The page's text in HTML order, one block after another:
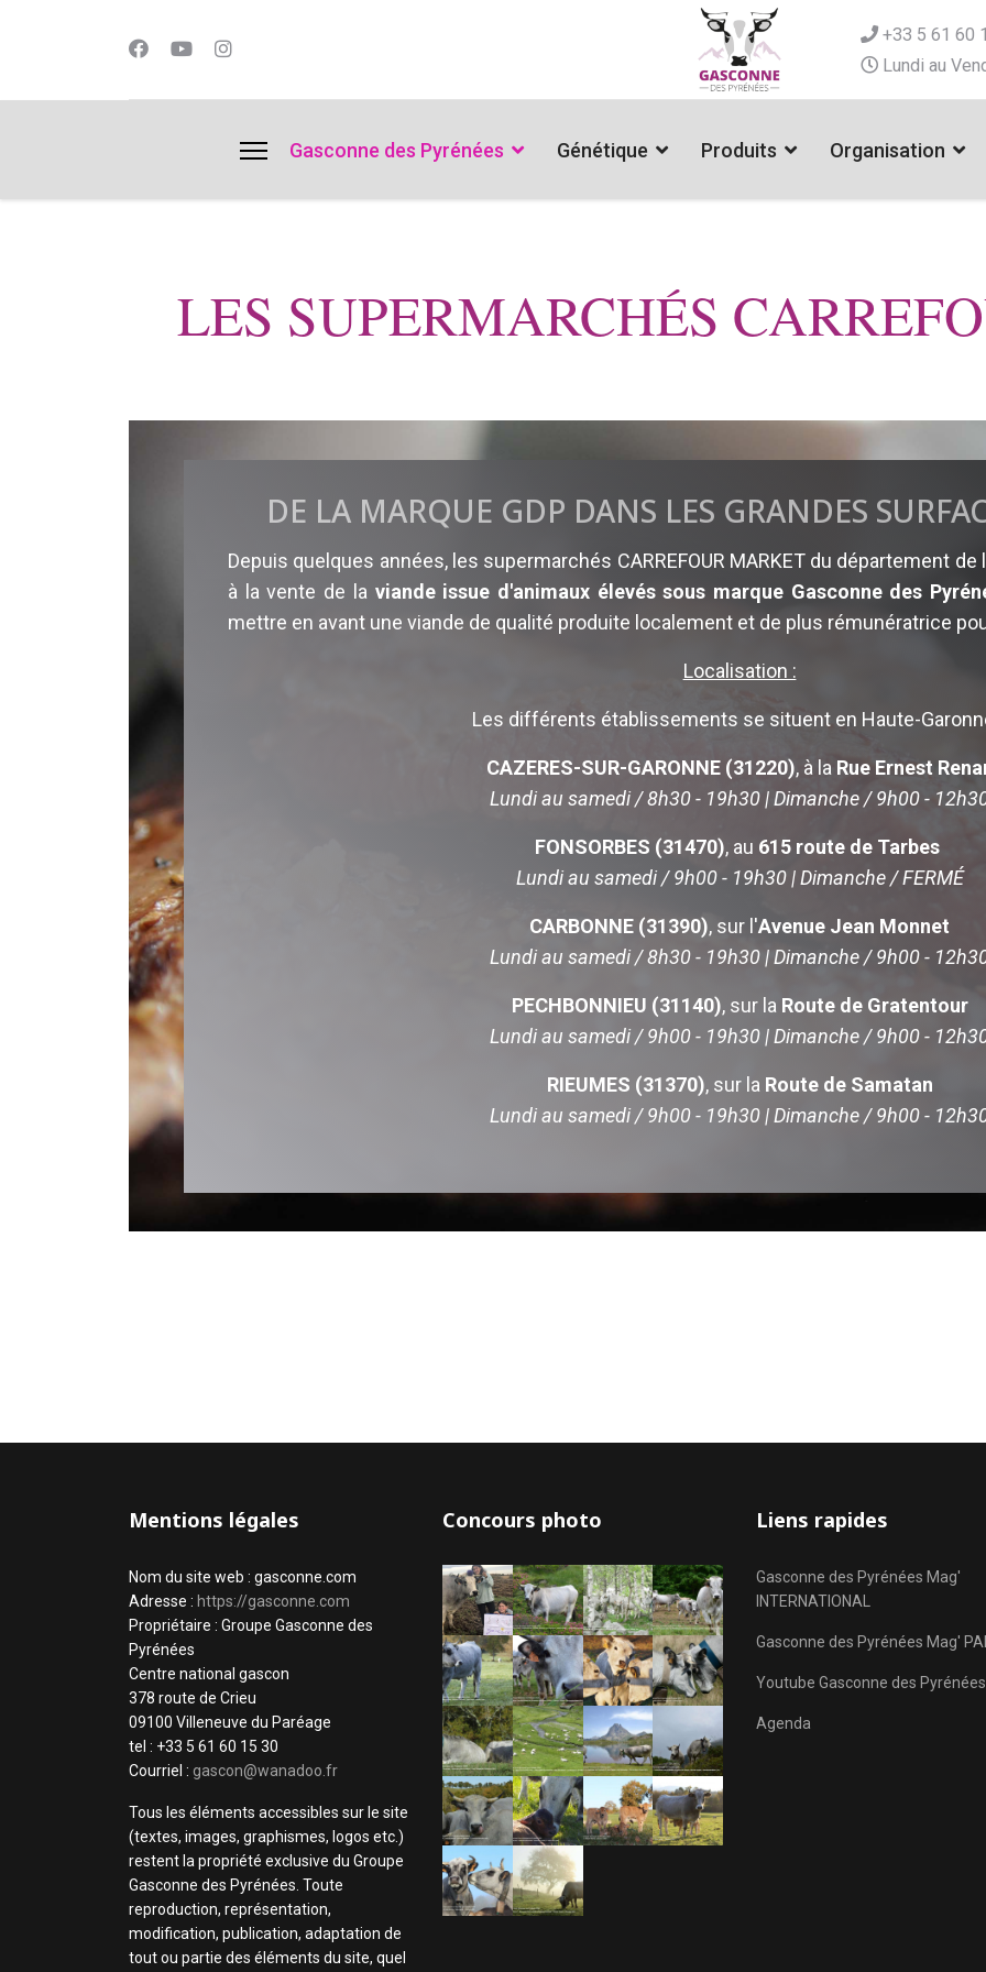
+33 5 61 60
Lundi au
Gasconne des Pyrénées Génétique Produits Organisation
LES SUPERMARCHÉS
DE LA MARQUE GDP DANS LES GRANDES
Depuis quelques années, les supermarchés CARREFOUR MARKET du département
à la vente de la viande issue d'animaux élevés sous marque Gasconne des
mettre en avant une viande de qualité produite localement et de plus rémunératrice
Localisation :
Les différents établissements se situent en Haute-
CAZERES-SUR-GARONNE (31220), à la Rue Ernest
Lundi au samedi / 8h30 - 19h30 | Dimanche / 9h00 -
FONSORBES (31470), au 615 route de Tarbes
Lundi au samedi / 9h00 - 19h30 | Dimanche / FERMÉ
CARBONNE (31390), sur l'Avenue Jean Monnet
Lundi au samedi / 8h30 - 19h30 | Dimanche / 9h00 -
PECHBONNIEU (31140), sur la Route de Gratentour
Lundi au samedi / 9h00 - 19h30 | Dimanche / 9h00 -
RIEUMES (31370), sur la Route de Samatan
Lundi au samedi / 9h00 - 19h30 | Dimanche / 9h00 -
Mentions légales
Nom du site web : gasconne.com
Adresse : https://gasconne.com
Propriétaire : Groupe Gasconne des
Pyrénées
Centre national gascon
378 route de Crieu
09100 Villeneuve du Paréage
tel : +33 5 61 60 15 30
Courriel : gascon@wanadoo.fr
Tous les éléments accessibles sur le site
(textes, images, graphismes, logos etc.)
restent la propriété exclusive du Groupe
Gasconne des Pyrénées. Toute
reproduction, représentation,
modification, publication, adaptation de
tout ou partie des éléments du site, quel
Concours photo Liens rapides
Gasconne des Pyrénées Mag'
INTERNATIONAL
Gasconne des Pyrénées Mag'
Youtube Gasconne des Pyrénées
Agenda